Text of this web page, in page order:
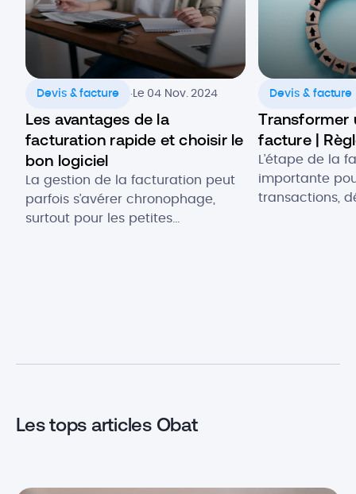
Devis & facture .Le 04 Nov. 2024
Les avantages de la
facturation rapide et choisir le
bon logiciel
La gestion de la facturation peut
parfois s’avérer chronophage,
surtout pour les petites
Devis & facture
Transformer
facture |
L’étape de la
importante
transactions,
Les tops articles Obat